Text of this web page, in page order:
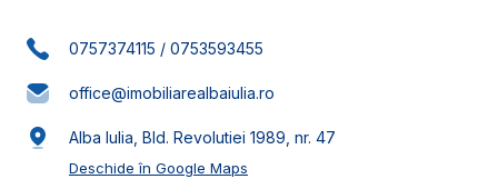
0757374115 / 0753593455
office@imobiliarealbaiulia.ro
Alba Iulia, Bld. Revolutiei 1989, nr. 47
Deschide în Google Maps